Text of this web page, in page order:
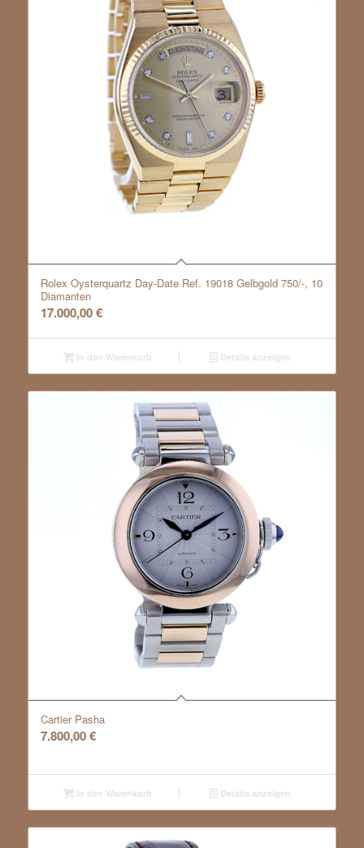
Rolex Oysterquartz Day-Date Ref. 19018 Gelbgold 750/-, 10
Diamanten
17.000,00€
In den Warenkorb Details anzeigen
Cartier Pasha
7.800,00€
In den Warenkorb Details anzeigen